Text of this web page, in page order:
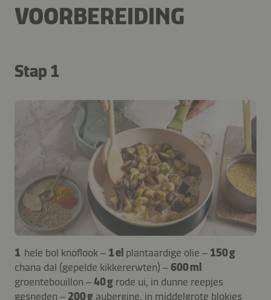
VOORBEREIDING
Stap 1
1 hele bol knoflook – 1 el plantaardige olie – 150 g
chana dal (gepelde kikkererwten) –600 ml
groentebouillon –40 g rode ui, in dunne reepjes
gesneden – 200 g aubergine, in middelgrote blokjes